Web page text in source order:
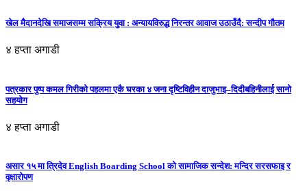
खेल मैदानदेखि समाजसम्म सक्रिय युवा : अन्यायविरुद्ध निरन्तर आवाज उठाउँदै: सन्दीप गौतम
४ हप्ता अगाडी
पत्रकार पुष्प कमल गिरीको पहलमा एकै घरका ४ जना दृष्टिविहीन दाजुभाइ–दिदीबहिनीलाई सानो
सहयोग
४ हप्ता अगाडी
असार १५ मा त्रिदेव English Boarding School को सामाजिक सन्देश: मन्दिर सरसफाइ र
वृक्षारोपण